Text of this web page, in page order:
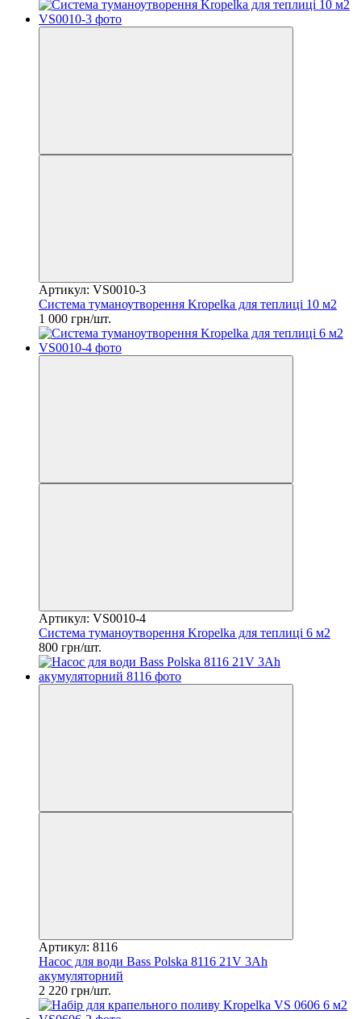
Артикул: VS0010-3
Система туманоутворення Kropelka для теплиці 10 м2
1 000 грн/шт.
Артикул: VS0010-4
Система туманоутворення Kropelka для теплиці 6 м2
800 грн/шт.
Артикул: 8116
Насос для води Bass Polska 8116 21V 3Ah
акумуляторний
2 220 грн/шт.